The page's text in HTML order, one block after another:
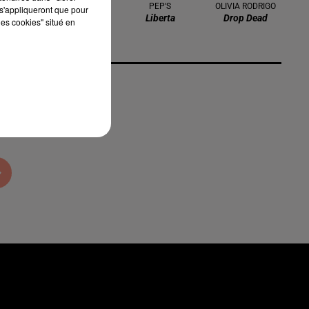
OFENBACH
Four To The
Floor
PEP'S
Liberta
OLIVIA RODRIGO
Drop Dead
que pour
cookies" situé en